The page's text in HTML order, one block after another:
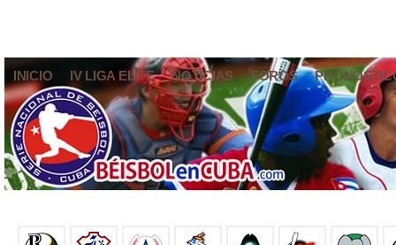
INICIO IV LIGA ELITE NOTICIAS FOROS